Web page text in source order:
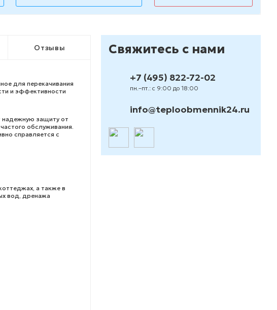
Отзывы
для перекачивания
и эффективности
надежную защиту от
обслуживания.
справляется с
а также в
вод, дренажа
Свяжитесь с нами
+7 (495) 822-72-02
пн.–пт.: с 9:00 до 18:00
info@teploobmennik24.ru